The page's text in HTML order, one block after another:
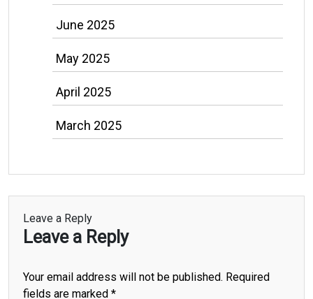
June 2025
May 2025
April 2025
March 2025
Leave a Reply
Leave a Reply
Your email address will not be published. Required
fields are marked *